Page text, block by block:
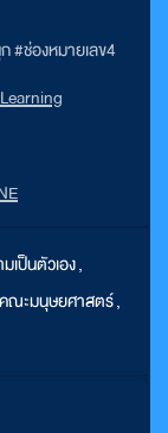
#ช่องหมายเลข4
เป็นตัวเอง,
ณะมนุษยศาสตร์,